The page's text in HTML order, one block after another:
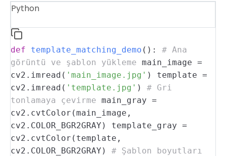
Python
def template_matching_demo ():
# Ana
görüntü ve şablon yükleme main_image =
cv2.imread( 'main_image.jpg' )
template =
cv2.imread( 'template.jpg' )
# Gri
tonlamaya çevirme main_gray =
cv2.cvtColor(main_image,
cv2.COLOR_BGR2GRAY)
template_gray =
cv2.cvtColor(template,
cv2.COLOR_BGR2GRAY)
# Şablon boyutları